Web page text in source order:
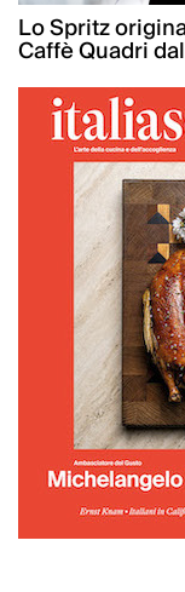
Lo Spritz
Caffè Quadri